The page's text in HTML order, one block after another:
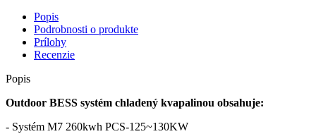
Popis
Podrobnosti o produkte
Prílohy
Recenzie
Popis
Outdoor BESS systém chladený kvapalinou obsahuje:
- Systém M7 260kwh PCS-125~130KW